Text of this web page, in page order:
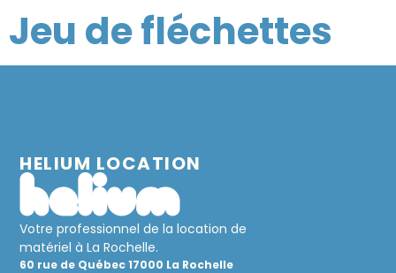
Jeu de fléchettes
HELIUM LOCATION
Votre professionnel de la location de
matériel à La Rochelle.
60 rue de Québec 17000 La Rochelle